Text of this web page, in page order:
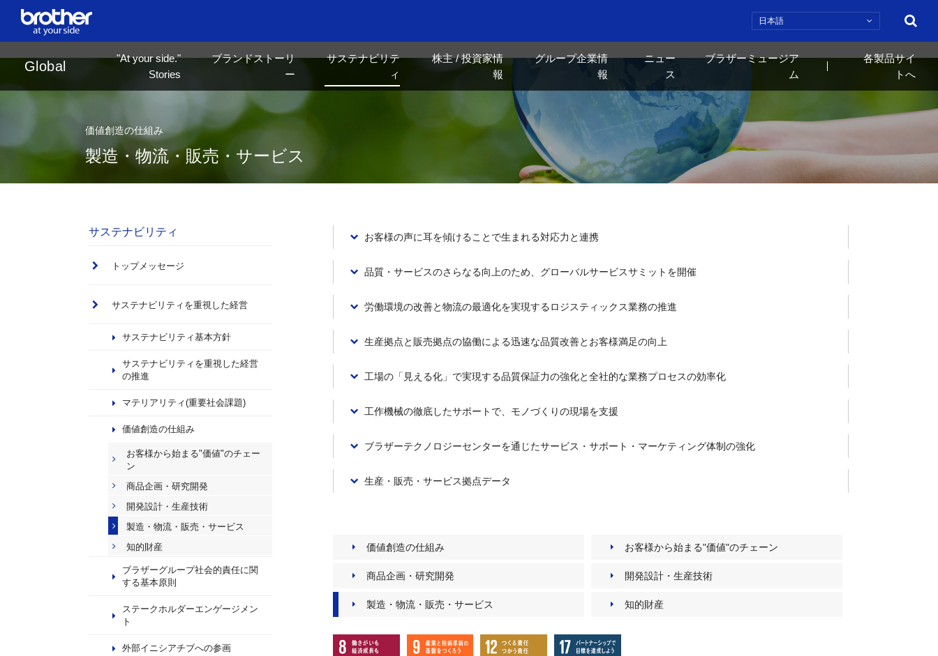
ja日本語
検索
Global
"At your side."
Stories
ブランドストーリ
ー
サステナビリテ
ィ
株主 / 投資家情
報
グループ企業情
報
ニュー
ス
ブラザーミュージア
ム
各製品サイ
トへ
価値創造の仕組み
製造・物流・販売・サービス
サステナビリティ
トップメッセージ
サステナビリティを重視した経営
サステナビリティ基本方針
サステナビリティを重視した経営
の推進
マテリアリティ(重要社会課題)
価値創造の仕組み
お客様から始まる"価値"のチェー
ン
商品企画・研究開発
開発設計・生産技術
製造・物流・販売・サービス
知的財産
ブラザーグループ社会的責任に関
する基本原則
ステークホルダーエンゲージメン
ト
外部イニシアチブへの参画
お客様の声に耳を傾けることで生まれる対応力と連携
品質・サービスのさらなる向上のため、グローバルサービスサミットを開催
労働環境の改善と物流の最適化を実現するロジスティックス業務の推進
生産拠点と販売拠点の協働による迅速な品質改善とお客様満足の向上
工場の「見える化」で実現する品質保証力の強化と全社的な業務プロセスの効率化
工作機械の徹底したサポートで、モノづくりの現場を支援
ブラザーテクノロジーセンターを通じたサービス・サポート・マーケティング体制の強化
生産・販売・サービス拠点データ
価値創造の仕組み お客様から始まる"価値"のチェーン
商品企画・研究開発 開発設計・生産技術
製造・物流・販売・サービス 知的財産